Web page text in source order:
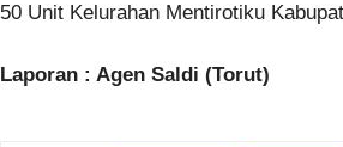
50 Unit Kelurahan Mentirotiku
Laporan : Agen Saldi (Torut)